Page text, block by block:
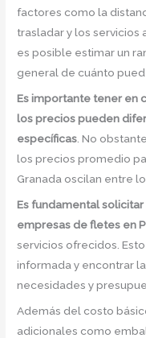
factores como la
trasladar y los servicios
es posible estimar un
general de cuánto
Es importante tener en
los precios pueden
específicas. No
los precios promedio
Granada oscilan entre
Es fundamental
empresas de fletes en
servicios ofrecidos.
informada y encontrar
necesidades y
Además del costo
adicionales como